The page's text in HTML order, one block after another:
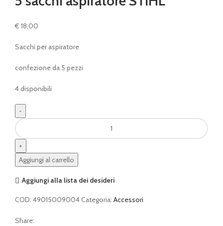
€ 18,00
Sacchi per aspiratore
confezione da 5 pezzi
4 disponibili
5
sacchi
aspiratore
STIHL
quantità
Aggiungi al carrello
Aggiungi alla lista dei desideri
COD: 49015009004Categoria: Accessori
Share: